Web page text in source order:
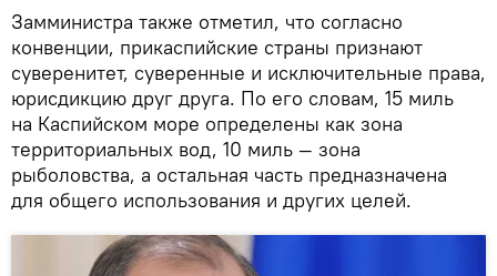
Замминистра также отметил, что согласно
конвенции, прикаспийские страны признают
суверенитет, суверенные и исключительные права,
юрисдикцию друг друга. По его словам, 15 миль
на Каспийском море определены как зона
территориальных вод, 10 миль — зона
рыболовства, а остальная часть предназначена
для общего использования и других целей.